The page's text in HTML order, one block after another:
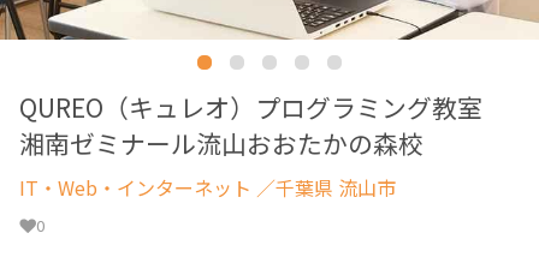
QUREO（キュレオ）プログラミング教室
湘南ゼミナール流山おおたかの森校
IT・Web・インターネット ／千葉県 流山市
0